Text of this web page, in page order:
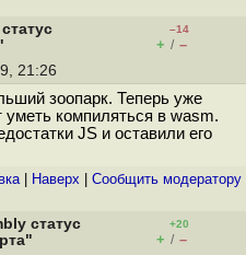
–14
+ / –
21:26
зоопарк. Теперь уже
компиляться в wasm.
JS и оставили его
| Наверх Cообщить модератору
статус
+20
+ / –